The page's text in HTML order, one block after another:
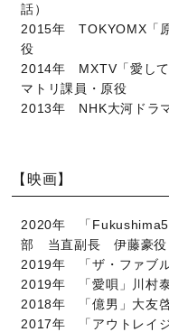
話）
2015年 TOKYOMX「
役
2014年 MXTV「愛して
マトリ課員・原役
2013年 NHK大河ドラ
【映画】
2020年 「
部 当直副長 伊藤豪役
2019年 「ザ・ファ
2019年 「愛唄」川村
2018年 「億男」大友
2017年 「アウトレイ